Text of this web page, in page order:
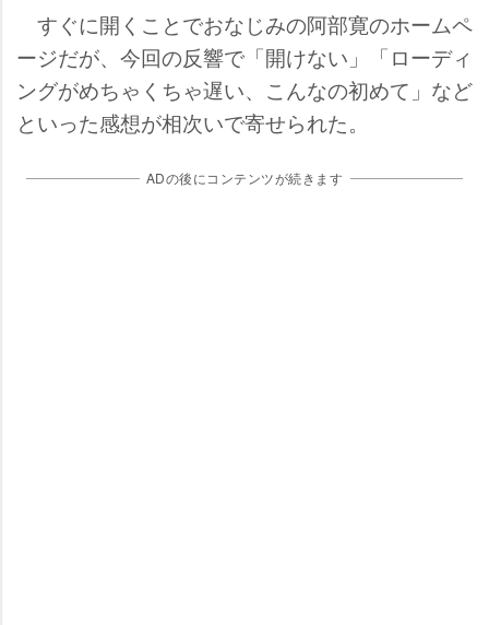
すぐに開くことでおなじみの阿部寛のホームペ
ージだが、今回の反響で「開けない」「ローディ
ングがめちゃくちゃ遅い、こんなの初めて」など
といった感想が相次いで寄せられた。
ADの後にコンテンツが続きます